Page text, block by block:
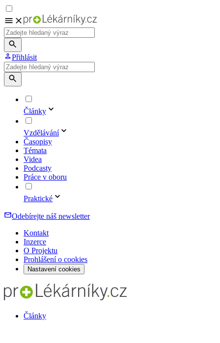
Přihlásit
Články
Vzdělávání
Časopisy
Témata
Videa
Podcasty
Práce v oboru
Praktické
Odebírejte náš newsletter
Kontakt
Inzerce
O Projektu
Prohlášení o cookies
Nastavení cookies
Články